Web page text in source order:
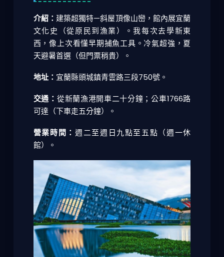
介紹： 建築超獨特—斜屋頂像山巒，館內展宜蘭
文化史（從原民到漁業）。我每次去學新東
西，像上次看懂早期捕魚工具。冷氣超強，夏
天避暑首選（但門票稍貴）。
地址： 宜蘭縣頭城鎮青雲路三段750號。
交通： 從新蘭漁港開車二十分鐘；公車1766路
可達（下車走五分鐘）。
營業時間： 週二至週日九點至五點（週一休
館）。